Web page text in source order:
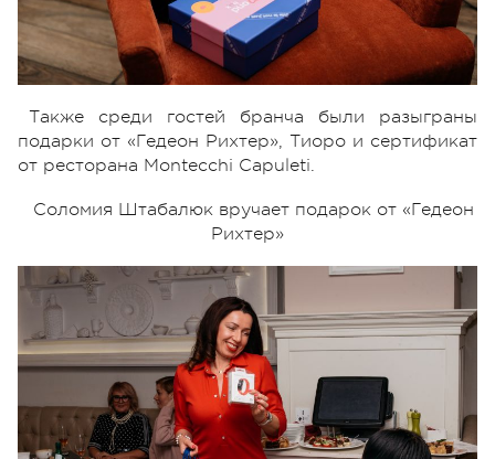
Также среди гостей бранча были разыграны
подарки от «Гедеон Рихтер», Тиоро и сертификат
от ресторана Montecchi Capuleti.
Соломия Штабалюк вручает подарок от «Гедеон
Рихтер»